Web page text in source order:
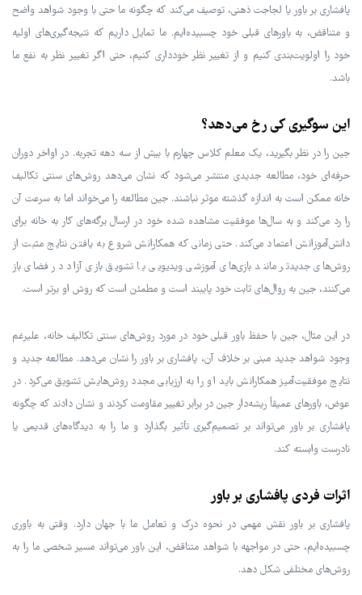
پافشاری بر باور یا لجاجت ذهنی، توصیف می‌کند که چگونه ما حتی با وجود شواهد واضح
و متناقض، به باورهای قبلی خود چسبیده‌ایم. ما تمایل داریم که نتیجه‌گیری‌های اولیه
خود را اولویت‌بندی کنیم و از تغییر نظر خودداری کنیم، حتی اگر تغییر نظر به نفع ما
باشد.
این سوگیری کی رخ می‌دهد؟
جین را در نظر بگیرید، یک معلم کلاس چهارم با بیش از سه دهه تجربه. در اواخر دوران
حرفه‌ای خود، مطالعه جدیدی منتشر می‌شود که نشان می‌دهد روش‌های سنتی تکالیف
خانه ممکن است به اندازه گذشته موثر نباشند. جین مطالعه را می‌خواند اما به سرعت آن
را رد می‌کند و به سال‌ها موفقیت مشاهده شده خود در ارسال برگه‌های کار به خانه برای
دانش‌آموزانش اعتماد می‌کند. حتی زمانی که همکارانش شروع به یافتن نتایج مثبت از
روش‌های جدیدتر مانند بازی‌های آموزشی ویدیویی یا تشویق بازی آزاد در فضای باز
می‌کنند، جین به روال‌های ثابت خود پایبند است و مطمئن است که روش او برتر است.
در این مثال، جین با حفظ باور قبلی خود در مورد روش‌های سنتی تکالیف خانه، علیرغم
وجود شواهد جدید مبنی بر خلاف آن، پافشاری بر باور را نشان می‌دهد. مطالعه جدید و
نتایج موفقیت‌آمیز همکارانش باید او را به ارزیابی مجدد روش‌هایش تشویق می‌کرد. در
عوض، باورهای عمیقاً ریشه‌دار جین در برابر تغییر مقاومت کردند و نشان دادند که چگونه
پافشاری بر باور می‌تواند بر تصمیم‌گیری تأثیر بگذارد و ما را به دیدگاه‌های قدیمی یا
نادرست وابسته کند.
اثرات فردی پافشاری بر باور
پافشاری بر باور نقش مهمی در نحوه درک و تعامل ما با جهان دارد. وقتی به باوری
چسبیده‌ایم، حتی در مواجهه با شواهد متناقض، این باور می‌تواند مسیر شخصی ما را به
روش‌های مختلفی شکل دهد.